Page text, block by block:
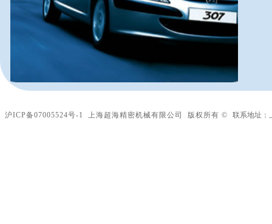
沪ICP备07005524号-1 上海超海精密机械有限公司 版权所有 © 联系地址：